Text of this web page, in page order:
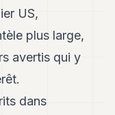
US,
plus large,
avertis qui y
dans